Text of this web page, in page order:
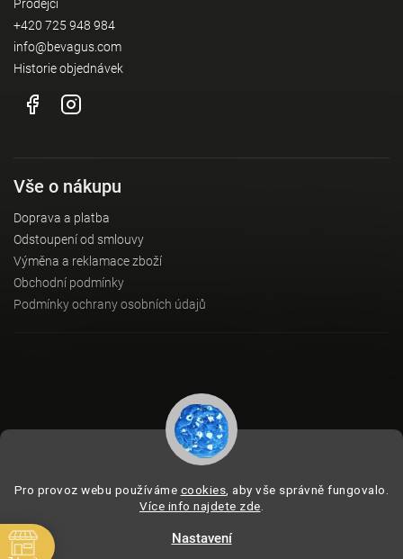
Pro provoz webu používáme cookies , aby vše správně fungovalo.
Více info najdete zde
Nastavení
Prodejci
+420 725 948 984
info@bevagus.com
Historie objednávek
Vše o nákupu
Doprava a platba
Odstoupení od smlouvy
Výměna a reklamace zboží
Obchodní podmínky
Podmínky ochrany osobních údajů
Copyright 2026 BeVagus.com. Všechna práva vyhrazena.